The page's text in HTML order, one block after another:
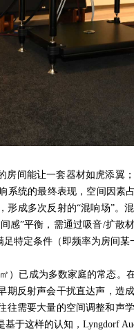
间能让一套器材如虎添翼
系统的最终表现，空间因素
成多次反射的“混响场”。
感”平衡，需通过吸音/扩散
特定条件（即频率为房间某
㎡）已成为多数家庭的常态。
反射声会干扰直达声，造
往需要大量的空间调整和声
基于这样的认知，Lyngdorf